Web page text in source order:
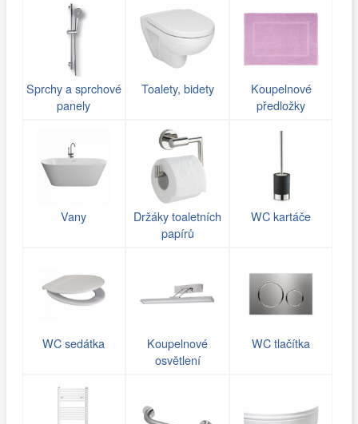
Sprchy a sprchové
panely
Toalety, bidety
Koupelnové
předložky
Vany
Držáky toaletních
papírů
WC kartáče
WC sedátka
Koupelnové
osvětlení
WC tlačítka